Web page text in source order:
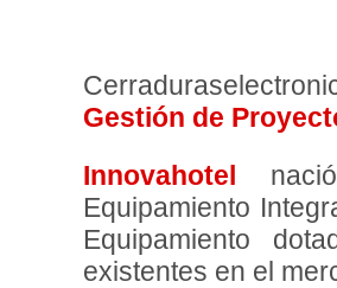
Gestión de
Innovahotel
Equipamiento
Equipamiento
existentes en el